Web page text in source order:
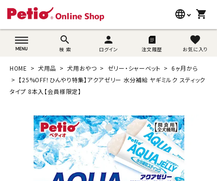
language
wovn-lang-name
shopping_cart
search
検 索
person
ログイン 注文履歴
favorite
お気に入り
search
猫用品
ブランド別に探す
目的別に探す
HOME 犬用品 犬用おやつ ゼリー・シャーベット
6ヶ月から
【25%OFF！ひんやり特集】アクアゼリー 水分補給 ヤギミルク スティック
タイプ 8本入【会員様限定】